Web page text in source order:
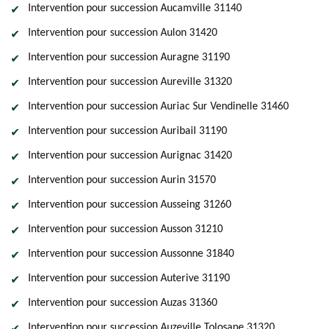
Intervention pour succession Aucamville 31140
Intervention pour succession Aulon 31420
Intervention pour succession Auragne 31190
Intervention pour succession Aureville 31320
Intervention pour succession Auriac Sur Vendinelle 31460
Intervention pour succession Auribail 31190
Intervention pour succession Aurignac 31420
Intervention pour succession Aurin 31570
Intervention pour succession Ausseing 31260
Intervention pour succession Ausson 31210
Intervention pour succession Aussonne 31840
Intervention pour succession Auterive 31190
Intervention pour succession Auzas 31360